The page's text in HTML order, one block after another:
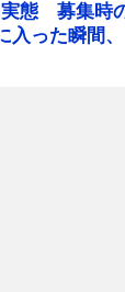
実態 募集時
入った瞬間